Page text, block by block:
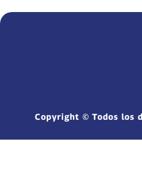
Copyright © Todos los